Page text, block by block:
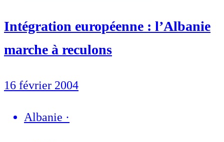
Intégration européenne : l’Albanie
marche à reculons
16 février 2004
Albanie ·